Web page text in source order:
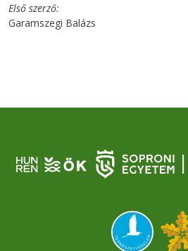
Első szerző
Garamszegi Balázs